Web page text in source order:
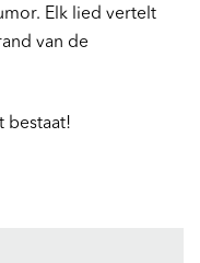
Elk lied vertelt
van de
bestaat!